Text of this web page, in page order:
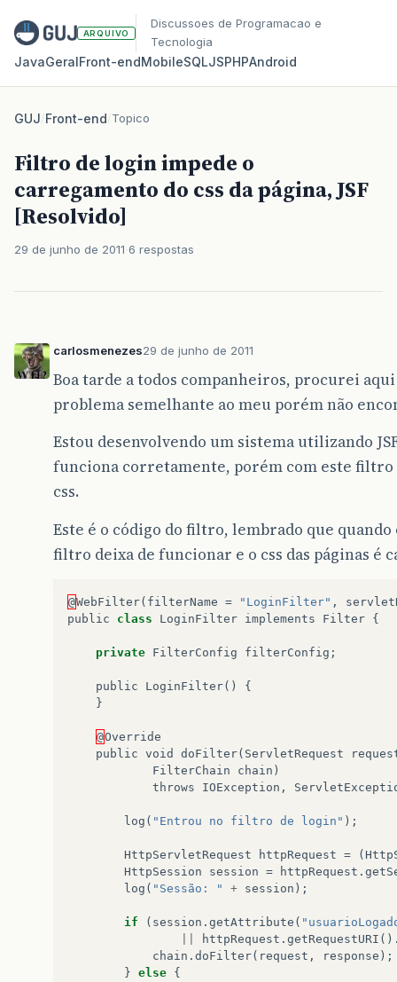
ARQUIVO
Discussoes de Programacao e
Tecnologia
JavaGeralFront‑endMobileSQLJSPHPAndroid
GUJ/Front-end/Topico
Filtro de login impede o
carregamento do css da página, JSF
[Resolvido]
29 de junho de 2011 6 respostas
carlosmenezes29 de junho de 2011
Boa tarde a todos companheiros, procurei
problema semelhante ao meu porém não
Estou desenvolvendo um sistema utilizando
funciona corretamente, porém com este filtro
css.
Este é o código do filtro, lembrado que
filtro deixa de funcionar e o css das páginas é
@WebFilter( filterName = "LoginFilter" ,
public
class LoginFilter implements Filter {
private FilterConfig filterConfig ;
public LoginFilter()
{
}
@Override
public void doFilter( ServletRequest
FilterChain
chain )
throws
IOException ,
log ( "Entrou no filtro de login" );
HttpServletRequest httpRequest = (
HttpSession
session = httpRequest .
log ( "Sessão: " + session );
if ( session . getAttribute (
httpRequest . getRequestURI
chain . doFilter( request , response );
} else {